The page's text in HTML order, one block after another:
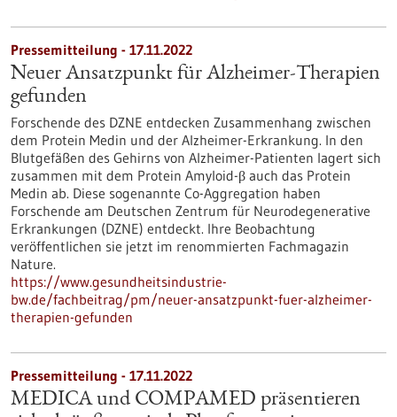
Pressemitteilung - 17.11.2022
Neuer Ansatzpunkt für Alzheimer-Therapien
gefunden
Forschende des DZNE entdecken Zusammenhang zwischen
dem Protein Medin und der Alzheimer-Erkrankung. In den
Blutgefäßen des Gehirns von Alzheimer-Patienten lagert sich
zusammen mit dem Protein Amyloid-β auch das Protein
Medin ab. Diese sogenannte Co-Aggregation haben
Forschende am Deutschen Zentrum für Neurodegenerative
Erkrankungen (DZNE) entdeckt. Ihre Beobachtung
veröffentlichen sie jetzt im renommierten Fachmagazin
Nature.
https://www.gesundheitsindustrie-
bw.de/fachbeitrag/pm/neuer-ansatzpunkt-fuer-alzheimer-
therapien-gefunden
Pressemitteilung - 17.11.2022
MEDICA und COMPAMED präsentieren